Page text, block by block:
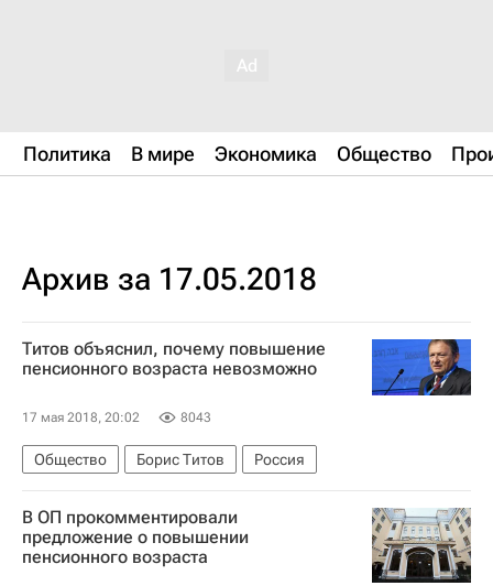
Политика В мире Экономика Общество
Архив за 17.05.2018
Титов объяснил, почему повышение
пенсионного возраста невозможно
17 мая 2018, 20:02 8043
Общество Борис Титов Россия
В ОП прокомментировали
предложение о повышении
пенсионного возраста